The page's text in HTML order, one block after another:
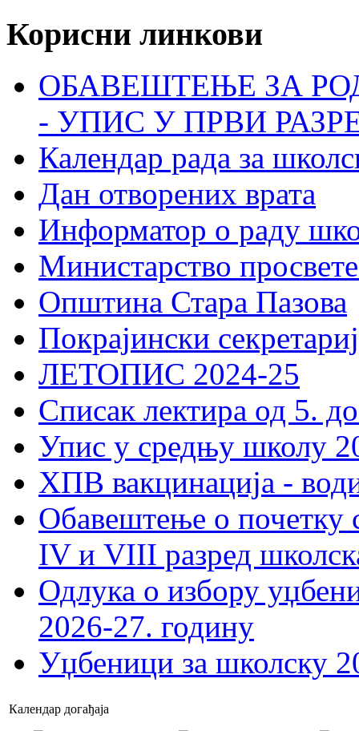
Корисни линкови
ОБАВЕШТЕЊЕ ЗА
- УПИС У ПРВИ
Календар рада за
Дан отворених врата
Информатор о раду
Министарство
Општина Стара Пазова
Покрајински
ЛЕТОПИС 2024-25
Списак лектира од 5.
Упис у средњу школу
ХПВ вакцинација -
Обавештење о почетку
IV и VIII разред
Одлука о избору
2026-27. годину
Уџбеници за школску
Календар догађаја